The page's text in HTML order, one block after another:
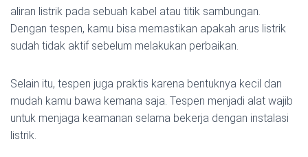
aliran listrik pada sebuah kabel atau titik sambungan.
Dengan tespen, kamu bisa memastikan apakah arus listrik
sudah tidak aktif sebelum melakukan perbaikan.
Selain itu, tespen juga praktis karena bentuknya kecil dan
mudah kamu bawa kemana saja. Tespen menjadi alat wajib
untuk menjaga keamanan selama bekerja dengan instalasi
listrik.